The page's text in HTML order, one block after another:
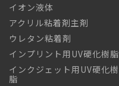
イオン液体
アクリル粘着剤主剤
ウレタン粘着剤
インプリント用UV硬化樹脂
インクジェット用UV硬化樹
脂